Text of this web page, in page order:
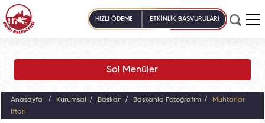
HIZLI ÖDEME ETKİNLİK BAŞVURULARI
Sol Menüler
Anasayfa Kurumsal Başkan Başkanla Fotoğrafım
Muhtarlar
İftarı